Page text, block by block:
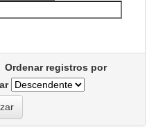
Ordenar registros por